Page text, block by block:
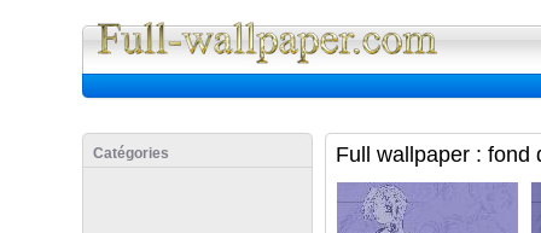
Catégories Full wallpaper : fond